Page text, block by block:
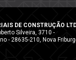
DE CONSTRUÇÃO
Silveira, 3710 -
- 28635-210, Nova